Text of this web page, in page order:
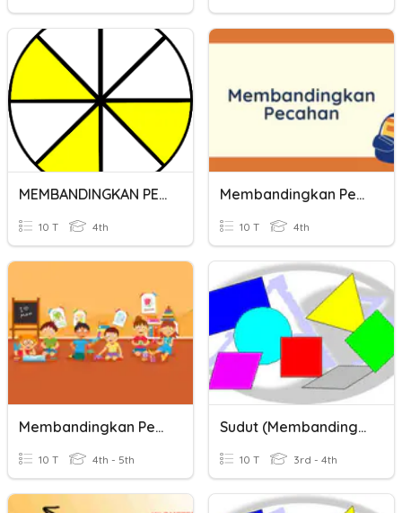
MEMBANDINGKAN PECAHAN
10 T 4th
Membandingkan Pecahan
10 T 4th
Membandingkan Pecahan
10 T 4th - 5th
Sudut (Membandingkan Sudut)
10 T 3rd - 4th